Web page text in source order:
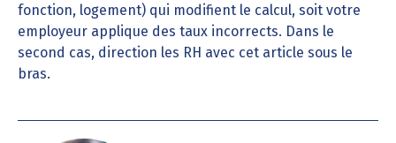
fonction, logement) qui modifient le calcul, soit votre
employeur applique des taux incorrects. Dans le
second cas, direction les RH avec cet article sous le
bras.